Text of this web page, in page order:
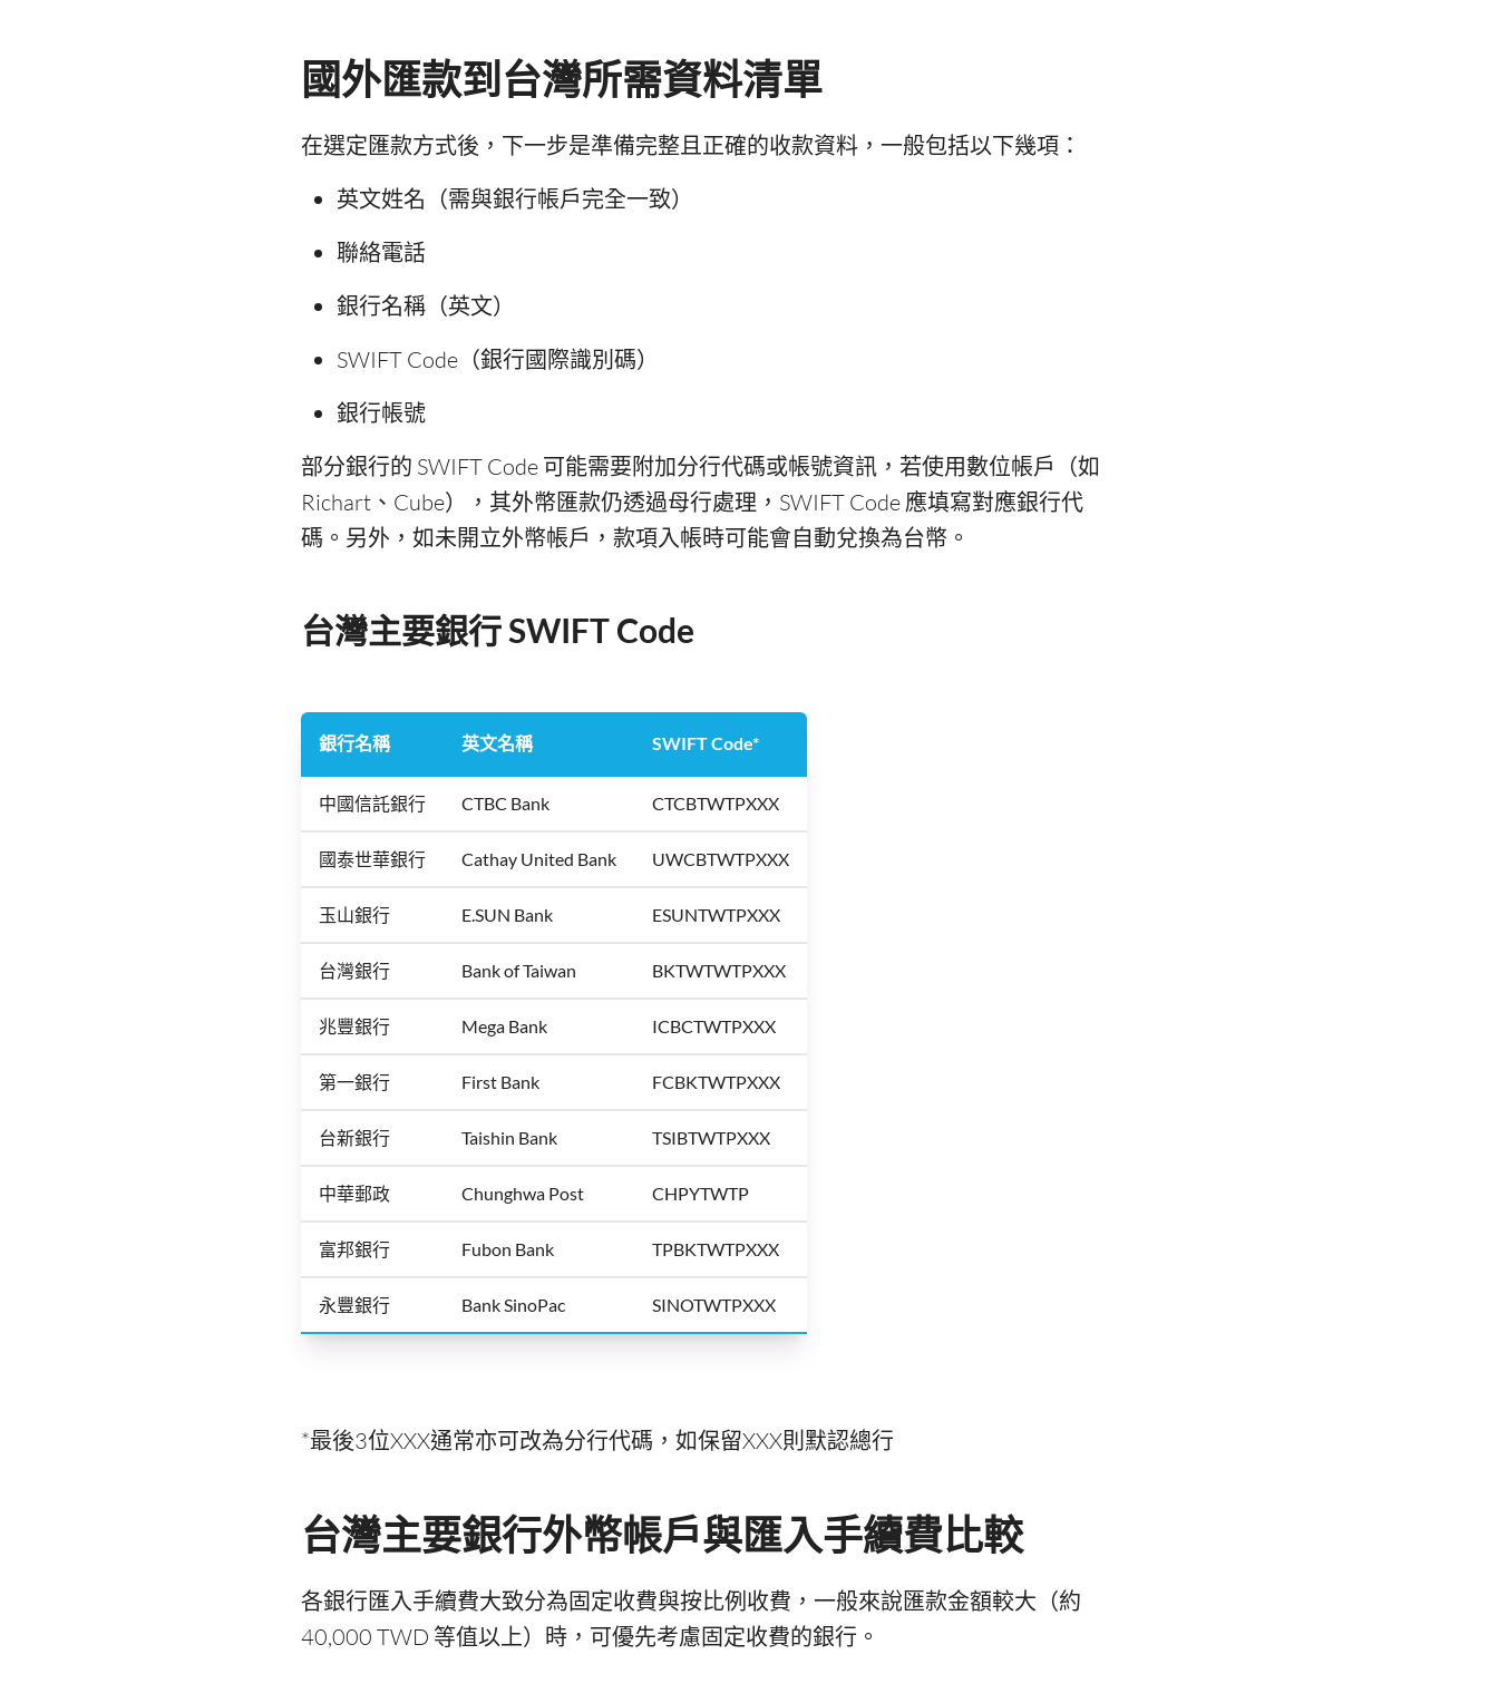
國外匯款到台灣所需資料清單
在選定匯款方式後，下一步是準備完整且正確的收款資料，一般包括以下幾項：
英文姓名（需與銀行帳戶完全一致）
聯絡電話
銀行名稱（英文）
SWIFT Code（銀行國際識別碼）
銀行帳號
部分銀行的 SWIFT Code 可能需要附加分行代碼或帳號資訊，若使用數位帳戶（如
Richart、Cube），其外幣匯款仍透過母行處理，SWIFT Code 應填寫對應銀行代
碼。另外，如未開立外幣帳戶，款項入帳時可能會自動兌換為台幣。
台灣主要銀行 SWIFT Code
銀行名稱 英文名稱 SWIFT Code*
中國信託銀行 CTBC Bank CTCBTWTPXXX
國泰世華銀行 Cathay United Bank UWCBTWTPXXX
玉山銀行 E.SUN Bank ESUNTWTPXXX
台灣銀行 Bank of Taiwan BKTWTWTPXXX
兆豐銀行 Mega Bank ICBCTWTPXXX
第一銀行 First Bank FCBKTWTPXXX
台新銀行 Taishin Bank TSIBTWTPXXX
中華郵政 Chunghwa Post CHPYTWTP
富邦銀行 Fubon Bank TPBKTWTPXXX
永豐銀行 Bank SinoPac SINOTWTPXXX
*最後3位XXX通常亦可改為分行代碼，如保留XXX則默認總行
台灣主要銀行外幣帳戶與匯入手續費比較
各銀行匯入手續費大致分為固定收費與按比例收費，一般來說匯款金額較大（約
40,000 TWD 等值以上）時，可優先考慮固定收費的銀行。